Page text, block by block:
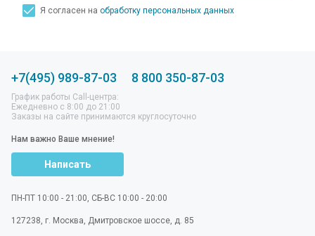
Я согласен на обработку персональных данных
+7(495) 989-87-03 8 800 350-87-03
График работы Call-центра:
Ежедневно с 8:00 до 21:00
Заказы на сайте принимаются круглосуточно
Нам важно Ваше мнение!
Написать
ПН-ПТ 10:00 - 21:00, СБ-ВС 10:00 - 20:00
127238, г. Москва, Дмитровское шоссе, д. 85